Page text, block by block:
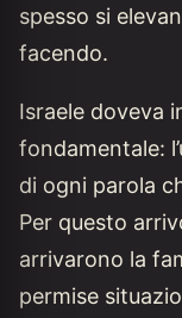
spesso si
facendo.
Israele doveva
fondamentale:
di ogni parola
Per questo
arrivarono la
permise